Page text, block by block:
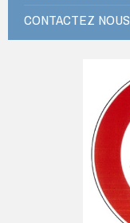
CONTACTEZ NOUS